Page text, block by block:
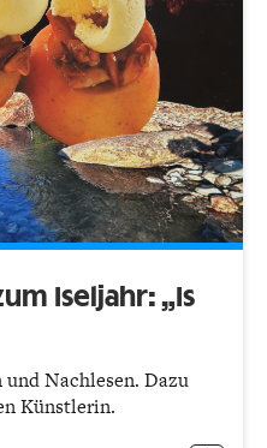
Iseljahr: „Is
Nachlesen. Dazu
Künstlerin.